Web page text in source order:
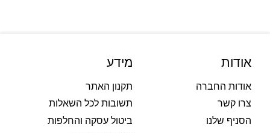
אודות
אודות החברה
צרו קשר
הסניף שלנו
מידע
תקנון האתר
תשובות לכל השאלות
ביטול עסקה והחלפות